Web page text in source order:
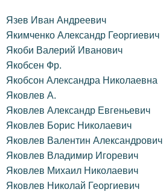
Язев Иван Андреевич
Якимченко Александр Георгиевич
Якоби Валерий Иванович
Якобсен Фр.
Якобсон Александра Николаевна
Яковлев А.
Яковлев Александр Евгеньевич
Яковлев Борис Николаевич
Яковлев Валентин Александрович
Яковлев Владимир Игоревич
Яковлев Михаил Николаевич
Яковлев Николай Георгиевич